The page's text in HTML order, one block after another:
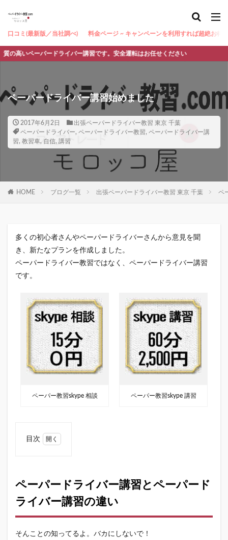
口コミ(最新版／当社調べ) 料金ページ ~ キャンペーンを利用すれば超絶お得 ~
ペーパードライバー講習です。安全運転はお任せください
ペーパードライバー講習始めました
2017年6月2日
出張ペーパードライバー教習 東京 千葉
ペーパードライバー, ペーパードライバー教習, ペーパードライバー講
習, 教習車, 自信, 講習
HOME ブログ一覧 出張ペーパードライバー教習 東京 千葉 ペ
多くの初心者さんやペーパードライバーさんから意見を聞
き、新たなプランを作成しました。
ペーパードライバー教習ではなく、ペーパードライバー講習
です。
ペーパー教習skype 相談 ペーパー教習skype 講習
目次
ドラ
イバ
ー講
習と
ペー
ドラ
ペーパードライバー講習とペーパード
ライバー講習の違い
そんことの知ってるよ。バカにしないで！